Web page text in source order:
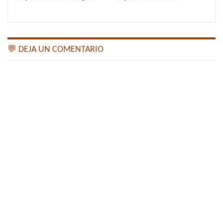
💬 DEJA UN COMENTARIO